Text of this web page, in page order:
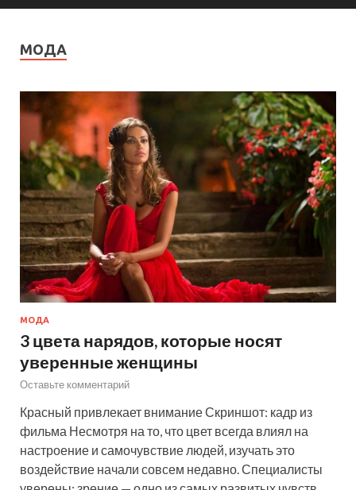
МОДА
МОДА
3 цвета нарядов, которые носят
уверенные женщины
Оставьте комментарий
Красный привлекает внимание Скриншот: кадр из
фильма Несмотря на то, что цвет всегда влиял на
настроение и самочувствие людей, изучать это
воздействие начали совсем недавно. Специалисты